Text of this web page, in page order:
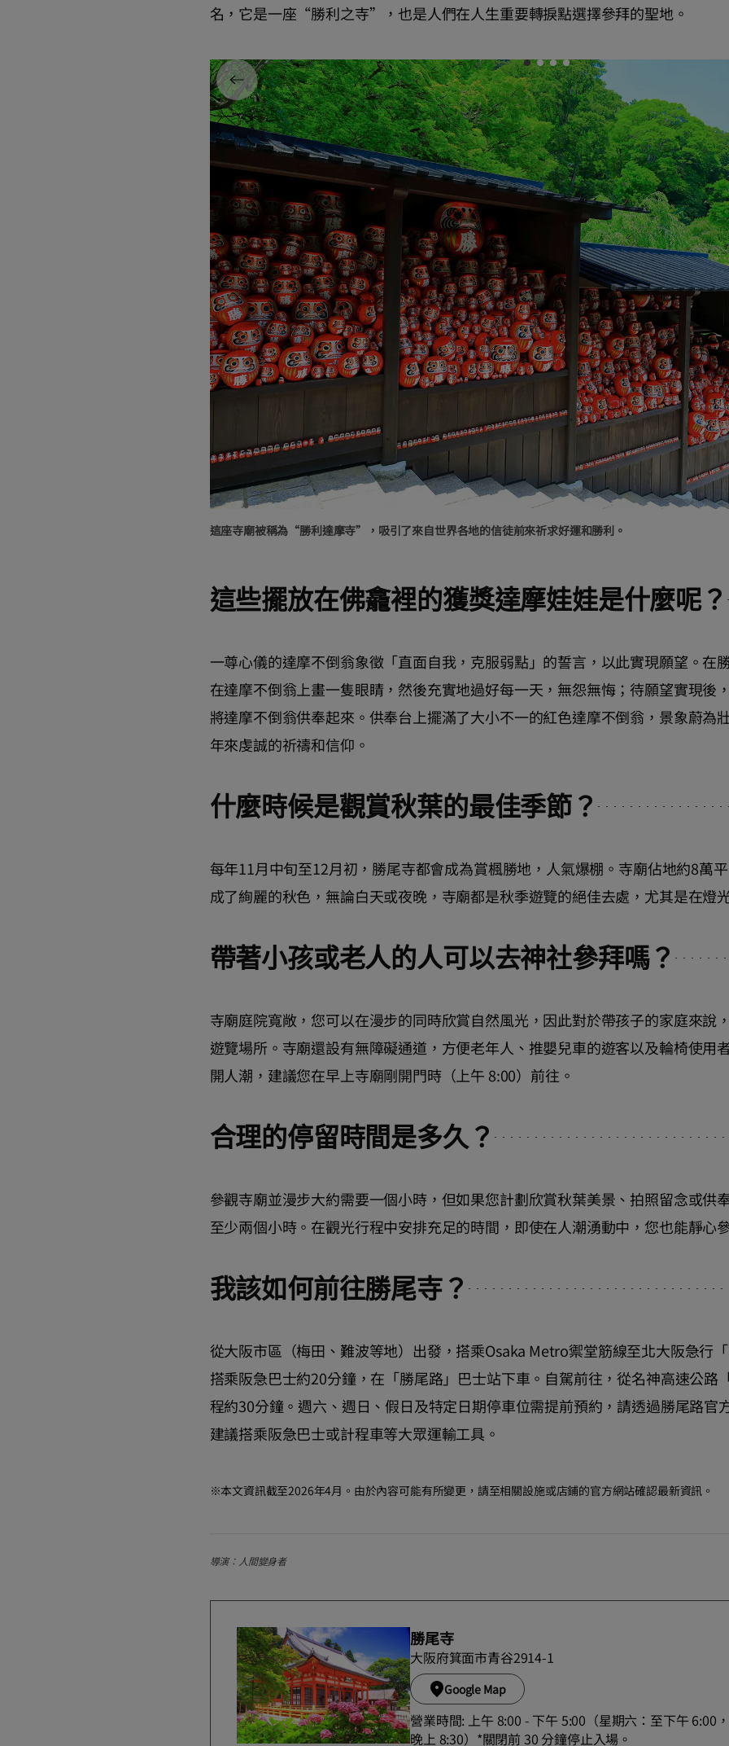
名，它是一座“勝利之寺”，也是人們在人生重要轉捩點選擇參拜的聖地。
這座寺廟被稱為“勝利達摩寺”，吸引了來自世界各地的信徒前來祈求好運和勝利。
這些擺放在佛龕裡的獲獎達摩娃娃是什麼呢？
一尊心儀的達摩不倒翁象徵「直面自我，克服弱點」的誓言，以此實現願望。在
在達摩不倒翁上畫一隻眼睛，然後充實地過好每一天，無怨無悔；待願望實現後
將達摩不倒翁供奉起來。供奉台上擺滿了大小不一的紅色達摩不倒翁，景象蔚為
年來虔誠的祈禱和信仰。
什麼時候是觀賞秋葉的最佳季節？
每年11月中旬至12月初，勝尾寺都會成為賞楓勝地，人氣爆棚。寺廟佔地約8萬
成了絢麗的秋色，無論白天或夜晚，寺廟都是秋季遊覽的絕佳去處，尤其是在燈
帶著小孩或老人的人可以去神社參拜嗎？
寺廟庭院寬敞，您可以在漫步的同時欣賞自然風光，因此對於帶孩子的家庭來說
遊覽場所。寺廟還設有無障礙通道，方便老年人、推嬰兒車的遊客以及輪椅使用
開人潮，建議您在早上寺廟剛開門時（上午 8:00）前往。
合理的停留時間是多久？
參觀寺廟並漫步大約需要一個小時，但如果您計劃欣賞秋葉美景、拍照留念或供
至少兩個小時。在觀光行程中安排充足的時間，即使在人潮湧動中，您也能靜心
我該如何前往勝尾寺？
從大阪市區（梅田、難波等地）出發，搭乘Osaka Metro禦堂筋線至北大阪急行
搭乘阪急巴士約20分鐘，在「勝尾路」巴士站下車。自駕前往，從名神高速公路
程約30分鐘。週六、週日、假日及特定日期停車位需提前預約，請透過勝尾路官
建議搭乘阪急巴士或計程車等大眾運輸工具。
※本文資訊截至2026年4月。由於內容可能有所變更，請至相關設施或店鋪的官方網站確認最新資訊。
導演：人間變身者
勝尾寺
大阪府箕面市青谷2914-1
Google Map
營業時間: 上午 8:00 - 下午 5:00（星期六：至下午 6:00
晚上 8:30）*關閉前 30 分鐘停止入場。